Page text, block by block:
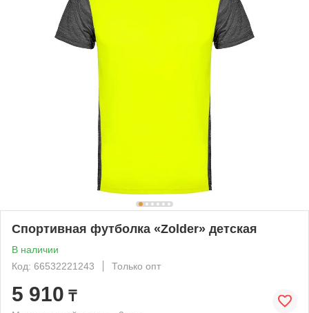
Спортивная футболка «Zolder» детская
В наличии
Код: 66532221243
Только опт
5 910 ₸